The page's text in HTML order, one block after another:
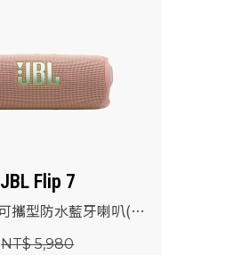
JBL Flip 7
攜型防水藍牙喇叭(粉
NT$ 5,980